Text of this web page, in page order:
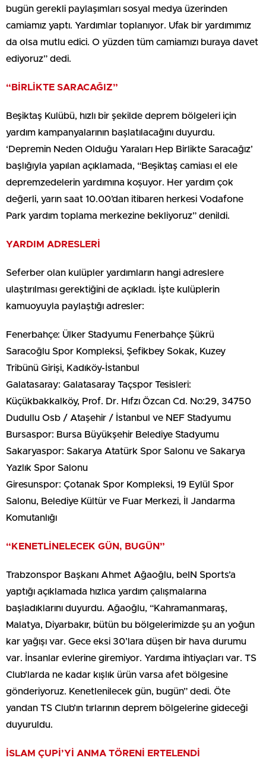
bugün gerekli paylaşımları sosyal medya üzerinden
camiamız yaptı. Yardımlar toplanıyor. Ufak bir yardımımız
da olsa mutlu edici. O yüzden tüm camiamızı buraya davet
ediyoruz” dedi.
“BİRLİKTE SARACAĞIZ”
Beşiktaş Kulübü, hızlı bir şekilde deprem bölgeleri için
yardım kampanyalarının başlatılacağını duyurdu.
‘Depremin Neden Olduğu Yaraları Hep Birlikte Saracağız’
başlığıyla yapılan açıklamada, “Beşiktaş camiası el ele
depremzedelerin yardımına koşuyor. Her yardım çok
değerli, yarın saat 10.00’dan itibaren herkesi Vodafone
Park yardım toplama merkezine bekliyoruz” denildi.
YARDIM ADRESLERİ
Seferber olan kulüpler yardımların hangi adreslere
ulaştırılması gerektiğini de açıkladı. İşte kulüplerin
kamuoyuyla paylaştığı adresler:
Fenerbahçe: Ülker Stadyumu Fenerbahçe Şükrü
Saracoğlu Spor Kompleksi, Şefikbey Sokak, Kuzey
Tribünü Girişi, Kadıköy-İstanbul
Galatasaray: Galatasaray Taçspor Tesisleri:
Küçükbakkalköy, Prof. Dr. Hıfzı Özcan Cd. No:29, 34750
Dudullu Osb / Ataşehir / İstanbul ve NEF Stadyumu
Bursaspor: Bursa Büyükşehir Belediye Stadyumu
Sakaryaspor: Sakarya Atatürk Spor Salonu ve Sakarya
Yazlık Spor Salonu
Giresunspor: Çotanak Spor Kompleksi, 19 Eylül Spor
Salonu, Belediye Kültür ve Fuar Merkezi, İl Jandarma
Komutanlığı
“KENETLİNELECEK GÜN, BUGÜN”
Trabzonspor Başkanı Ahmet Ağaoğlu, beIN Sports’a
yaptığı açıklamada hızlıca yardım çalışmalarına
başladıklarını duyurdu. Ağaoğlu, “Kahramanmaraş,
Malatya, Diyarbakır, bütün bu bölgelerimizde şu an yoğun
kar yağışı var. Gece eksi 30’lara düşen bir hava durumu
var. İnsanlar evlerine giremiyor. Yardıma ihtiyaçları var. TS
Club’larda ne kadar kışlık ürün varsa afet bölgesine
gönderiyoruz. Kenetlenilecek gün, bugün” dedi. Öte
yandan TS Club’ın tırlarının deprem bölgelerine gideceği
duyuruldu.
İSLAM ÇUPİ’Yİ ANMA TÖRENİ ERTELENDİ